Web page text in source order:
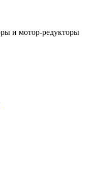
и мотор-редукторы